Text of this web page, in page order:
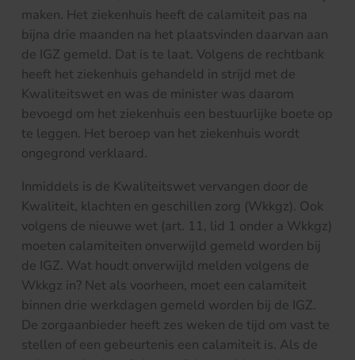
maken. Het ziekenhuis heeft de calamiteit pas na
bijna drie maanden na het plaatsvinden daarvan aan
de IGZ gemeld. Dat is te laat. Volgens de rechtbank
heeft het ziekenhuis gehandeld in strijd met de
Kwaliteitswet en was de minister was daarom
bevoegd om het ziekenhuis een bestuurlijke boete op
te leggen. Het beroep van het ziekenhuis wordt
ongegrond verklaard.
Inmiddels is de Kwaliteitswet vervangen door de
Kwaliteit, klachten en geschillen zorg (Wkkgz). Ook
volgens de nieuwe wet (art. 11, lid 1 onder a Wkkgz)
moeten calamiteiten onverwijld gemeld worden bij
de IGZ. Wat houdt onverwijld melden volgens de
Wkkgz in? Net als voorheen, moet een calamiteit
binnen drie werkdagen gemeld worden bij de IGZ.
De zorgaanbieder heeft zes weken de tijd om vast te
stellen of een gebeurtenis een calamiteit is. Als de